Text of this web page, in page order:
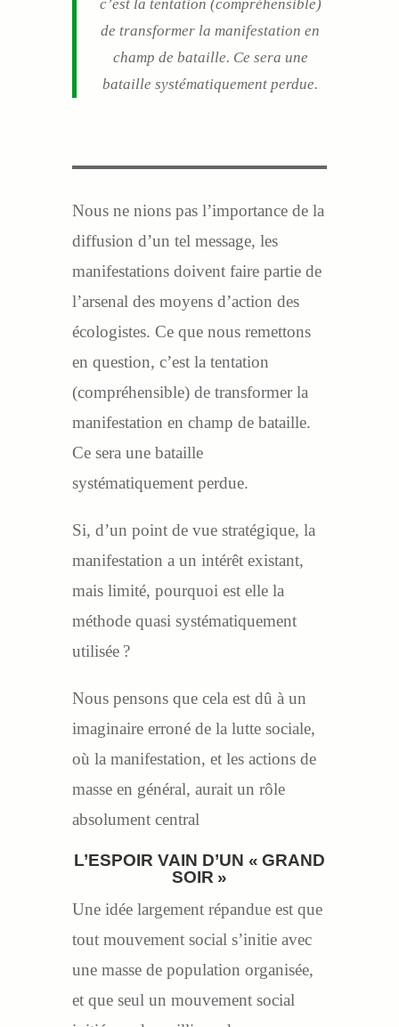
c’est la tentation (compréhensible)
de transformer la manifestation en
champ de bataille. Ce sera une
bataille systématiquement perdue.
Nous ne nions pas l’importance de la
diffusion d’un tel message, les
manifestations doivent faire partie de
l’arsenal des moyens d’action des
écologistes. Ce que nous remettons
en question, c’est la tentation
(compréhensible) de transformer la
manifestation en champ de bataille.
Ce sera une bataille
systématiquement perdue.
Si, d’un point de vue stratégique, la
manifestation a un intérêt existant,
mais limité, pourquoi est elle la
méthode quasi systématiquement
utilisée ?
Nous pensons que cela est dû à un
imaginaire erroné de la lutte sociale,
où la manifestation, et les actions de
masse en général, aurait un rôle
absolument central
L’ESPOIR VAIN D’UN « GRAND
SOIR »
Une idée largement répandue est que
tout mouvement social s’initie avec
une masse de population organisée,
et que seul un mouvement social